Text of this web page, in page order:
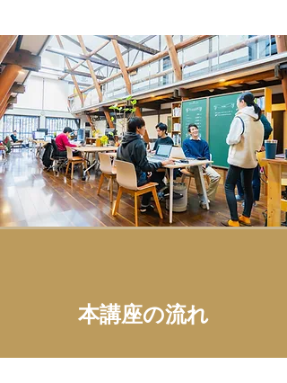
本講座の流れ